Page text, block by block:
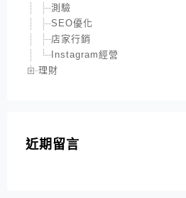
測驗
SEO優化
店家行銷
Instagram經營
理財
近期留言